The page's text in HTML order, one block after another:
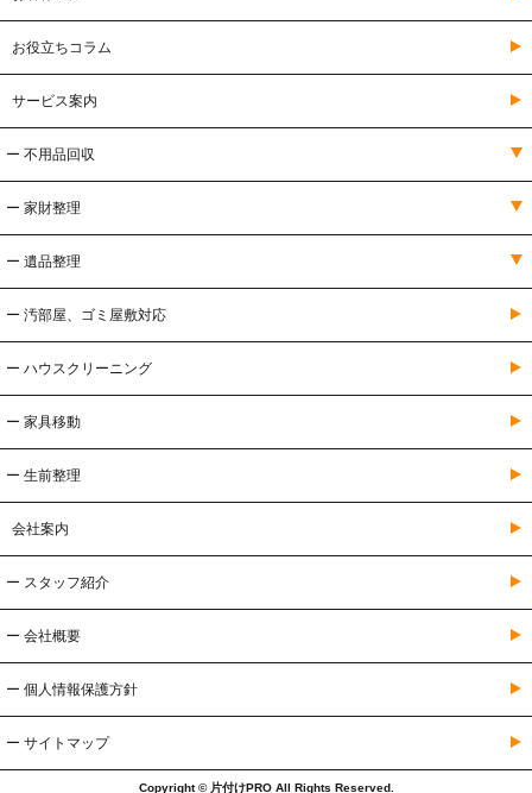
お役立ちコラム
サービス案内
ー 不用品回収
ー 家財整理
ー 遺品整理
ー 汚部屋、ゴミ屋敷対応
ー ハウスクリーニング
ー 家具移動
ー 生前整理
会社案内
ー スタッフ紹介
ー 会社概要
ー 個人情報保護方針
ー サイトマップ
Copyright © 片付けPRO All Rights Reserved.